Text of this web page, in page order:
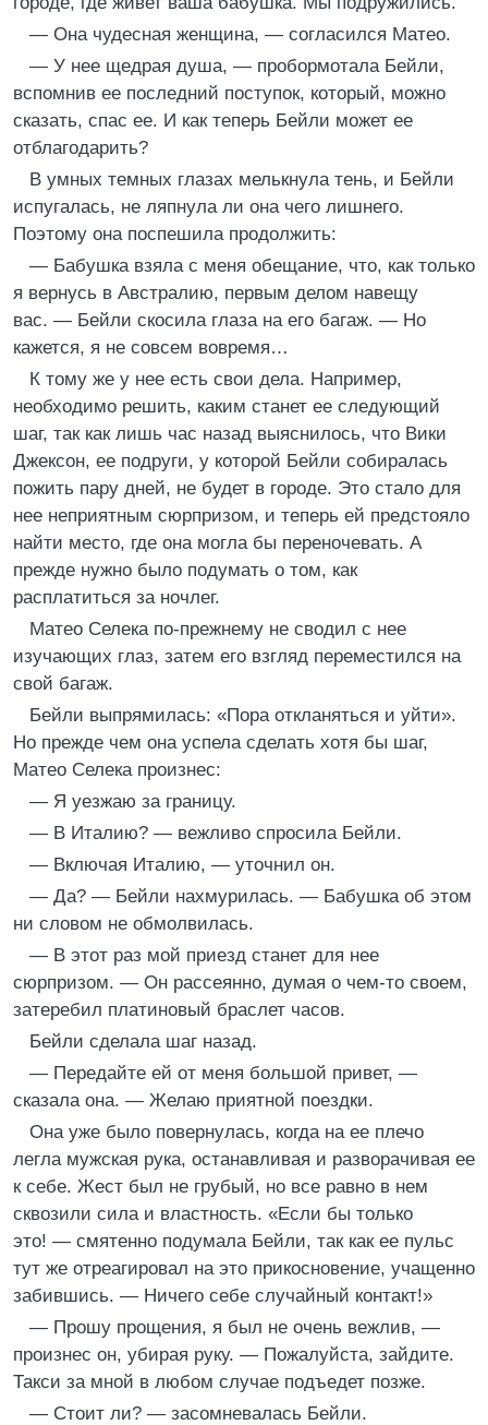
— Она чудесная женщина, — согласился Матео.
— У нее щедрая душа, — пробормотала Бейли,
вспомнив ее последний поступок, который, можно
сказать, спас ее. И как теперь Бейли может ее
отблагодарить?
В умных темных глазах мелькнула тень, и Бейли
испугалась, не ляпнула ли она чего лишнего.
Поэтому она поспешила продолжить:
— Бабушка взяла с меня обещание, что, как только
я вернусь в Австралию, первым делом навещу
вас. — Бейли скосила глаза на его багаж. — Но
кажется, я не совсем вовремя…
К тому же у нее есть свои дела. Например,
необходимо решить, каким станет ее следующий
шаг, так как лишь час назад выяснилось, что Вики
Джексон, ее подруги, у которой Бейли собиралась
пожить пару дней, не будет в городе. Это стало для
нее неприятным сюрпризом, и теперь ей предстояло
найти место, где она могла бы переночевать. А
прежде нужно было подумать о том, как
расплатиться за ночлег.
Матео Селека по-прежнему не сводил с нее
изучающих глаз, затем его взгляд переместился на
свой багаж.
Бейли выпрямилась: «Пора откланяться и уйти».
Но прежде чем она успела сделать хотя бы шаг,
Матео Селека произнес:
— Я уезжаю за границу.
— В Италию? — вежливо спросила Бейли.
— Включая Италию, — уточнил он.
— Да? — Бейли нахмурилась. — Бабушка об этом
ни словом не обмолвилась.
— В этот раз мой приезд станет для нее
сюрпризом. — Он рассеянно, думая о чем-то своем,
затеребил платиновый браслет часов.
Бейли сделала шаг назад.
— Передайте ей от меня большой привет, —
сказала она. — Желаю приятной поездки.
Она уже было повернулась, когда на ее плечо
легла мужская рука, останавливая и разворачивая ее
к себе. Жест был не грубый, но все равно в нем
сквозили сила и властность. «Если бы только
это! — смятенно подумала Бейли, так как ее пульс
тут же отреагировал на это прикосновение, учащенно
забившись. — Ничего себе случайный контакт!»
— Прошу прощения, я был не очень вежлив, —
произнес он, убирая руку. — Пожалуйста, зайдите.
Такси за мной в любом случае подъедет позже.
— Стоит ли? — засомневалась Бейли.